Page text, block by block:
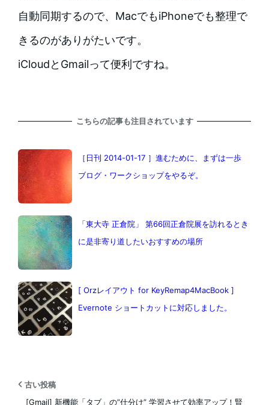
自動同期するので、MacでもiPhoneでも整理で
きるのがありがたいです。
iCloudとGmailって便利ですね。
こちらの記事も注目されています
［日刊 2014-01-17 ］進むために、まずは一歩
ブログ・ワークショップをやるぞ。
「東大寺 正倉院」 第66回正倉院展を訪れるとき
に是非寄り道したいおすすめの場所
[ Orzレイアウト for KeyRemap4MacBook ]
Evernote ショートカットに対応しました。
古い投稿
[Gmail] 新機能「タブ」の”仕分け” 学習させて効率アップ！賢